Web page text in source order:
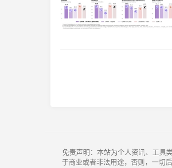
免责声明：本站为个人资讯、工具
于商业或者非法用途，否则，一切